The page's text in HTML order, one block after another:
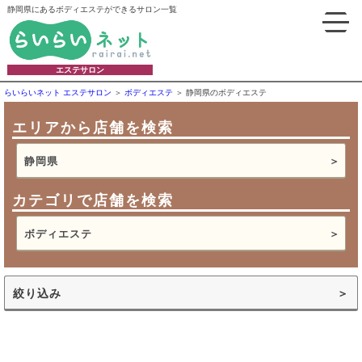
静岡県にあるボディエステができるサロン一覧
エステサロン
らいらいネット エステサロン ボディエステ 静岡県のボディエステ
エリアから店舗を検索
静岡県
カテゴリで店舗を検索
ボディエステ
絞り込み